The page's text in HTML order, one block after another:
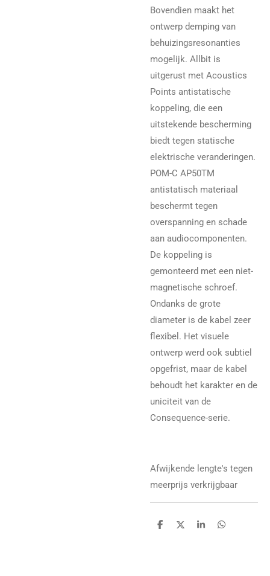
Bovendien maakt het
ontwerp demping van
behuizingsresonanties
mogelijk. Allbit is
uitgerust met Acoustics
Points antistatische
koppeling, die een
uitstekende bescherming
biedt tegen statische
elektrische veranderingen.
POM-C AP50TM
antistatisch materiaal
beschermt tegen
overspanning en schade
aan audiocomponenten.
De koppeling is
gemonteerd met een niet-
magnetische schroef.
Ondanks de grote
diameter is de kabel zeer
flexibel. Het visuele
ontwerp werd ook subtiel
opgefrist, maar de kabel
behoudt het karakter en de
uniciteit van de
Consequence-serie.
Afwijkende lengte's tegen
meerprijs verkrijgbaar
D
D
S
D